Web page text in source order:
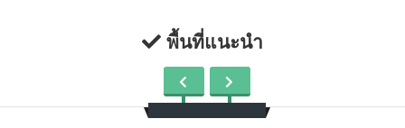
พื้นที่แนะนำ